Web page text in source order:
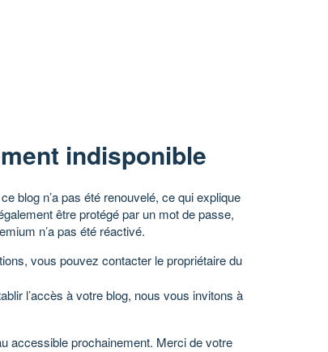
indisponible
blog n’a pas été renouvelé, ce qui explique
être protégé par un mot de passe,
n’a pas été réactivé.
vous pouvez contacter le propriétaire du
l’accès à votre blog, nous vous invitons à
accessible prochainement. Merci de votre